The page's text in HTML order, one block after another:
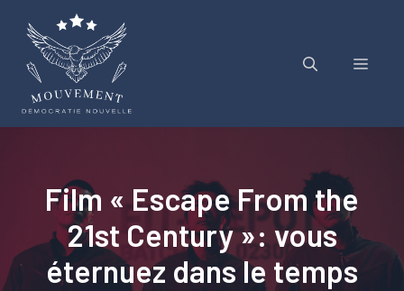
contenu
Menu
Film « Escape From the
21st Century »: vous
éternuez dans le temps